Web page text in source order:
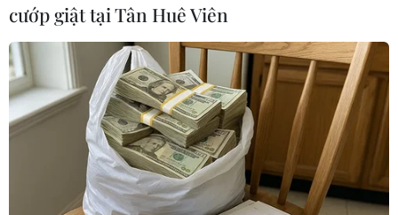
mất điện, đâu cũng thấy tiếng máy nổ, máy phát
điện chạy xình xịch.
Bà Lê Thị Thảo trên ngõ 1, đường Trần Hưng
Đạo, phường Đông Thành than thở: “Một ngày
gia đình tôi chạy máy phát điện phải tốn từ
120.000 - 200.000 đồng. Đó là chưa kể giữa trưa
nắng nóng còn phải nghe tiếng ồn và khói bụi
từ máy phát thải ra...”
cướp giật tại Tân Huê Viên